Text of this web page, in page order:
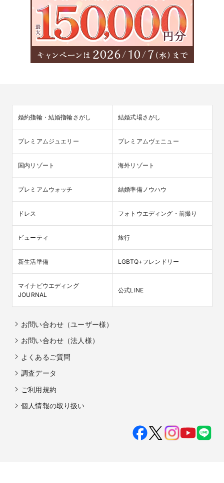
婚約指輪・結婚指輪さがし 結婚式場さがし
プレミアムジュエリー プレミアムヴェニュー
国内リゾート 海外リゾート
プレミアムウォッチ 結婚準備ノウハウ
ドレス フォトウエディング・前撮り
ビューティ 旅行
新生活準備 LGBTQ+フレンドリー
マイナビウエディング
JOURNAL
公式LINE
お問い合わせ（ユーザー様）
お問い合わせ（法人様）
よくあるご質問
調査データ
ご利用規約
個人情報の取り扱い